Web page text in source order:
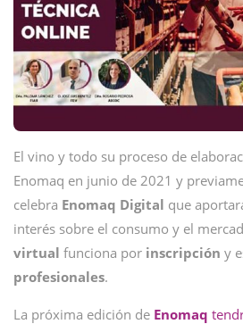
El vino y todo su proceso de
Enomaq en junio de 2021 y
celebra Enomaq Digital que
interés sobre el consumo y el
virtual funciona por inscripción y
profesionales.
La próxima edición de Enomaq